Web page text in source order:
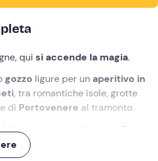
qui si accende la magia.
gozzo ligure per un aperitivo in
, tra romantiche isole, grotte
di Portovenere al tramonto.
il coronamento di queste 2 ore
piena siamo tutti più ispirati!